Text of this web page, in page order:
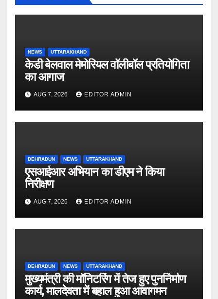
NEWS UTTARAKHAND
केडी बेलवाल मेमोरियल वॉलीबॉल प्रतियोगिता
का आगाज
AUG 7, 2026 EDITOR ADMIN
DEHRADUN NEWS UTTARAKHAND
एसआईआर अभियान का डीएम ने किया
निरीक्षण
AUG 7, 2026 EDITOR ADMIN
DEHRADUN NEWS UTTARAKHAND
मुख्यमंत्री की मॉनिटरिंग में तेज हुए पुनर्निर्माण
कार्य, मालदेवता में बहाल हुआ आवागमन